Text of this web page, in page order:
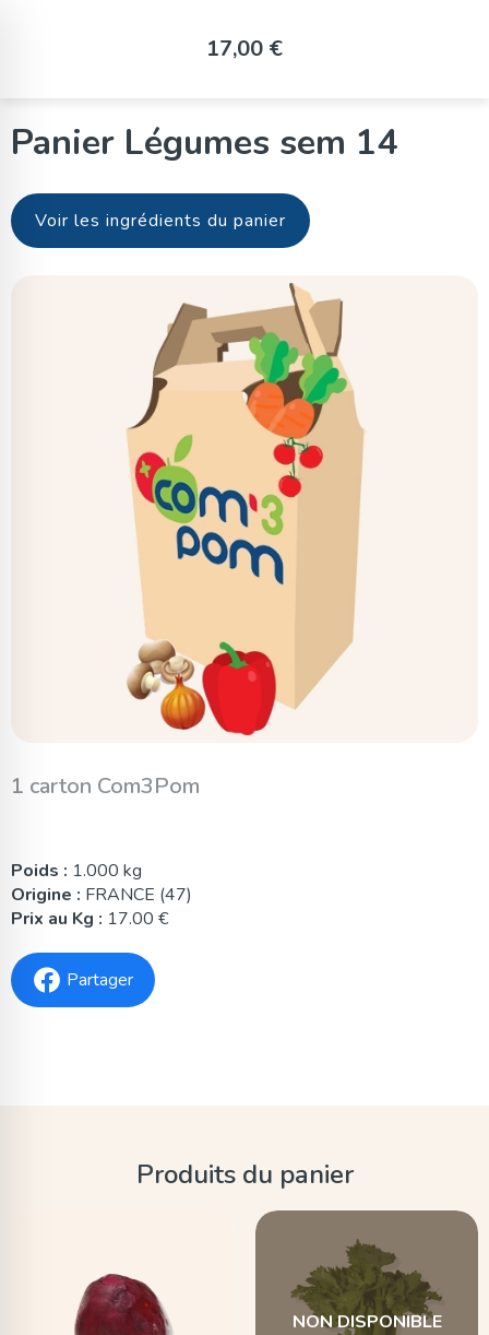
Panier Légumes sem 14
Voir les ingrédients du panier
1 carton Com3Pom
17,00 €
Poids : 1.000 kg
Origine : FRANCE (47)
Prix au Kg : 17.00 €
Partager
Produits du panier
NON DISPONIBLE